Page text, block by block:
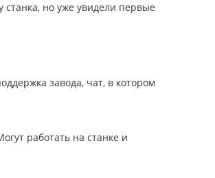
но уже увидели первые
завода, чат, в котором
работать на станке и